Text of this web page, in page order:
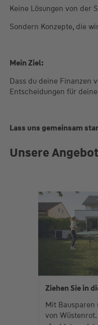
Keine Lösungen von der
Sondern Konzepte, die
Mein Ziel:
Dass du deine Finanzen
Entscheidungen für
Lass uns gemeinsam
Unsere
Ziehen Sie in
Mit Bausparen
von Wüstenrot.